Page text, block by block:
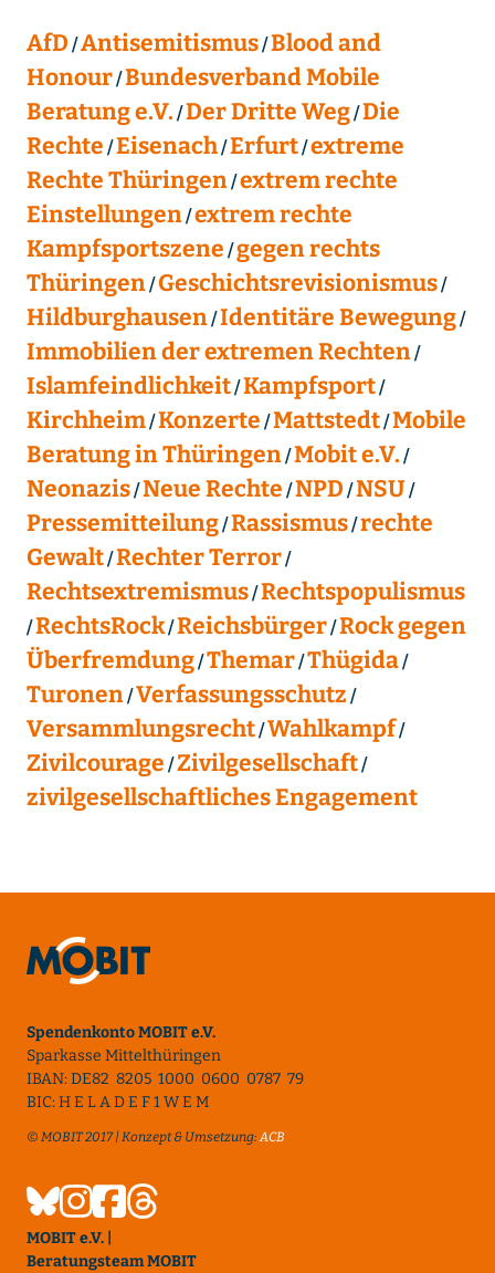
AfD Antisemitismus Blood and
Honour Bundesverband Mobile
Beratung e.V. Der Dritte Weg Die
Rechte Eisenach Erfurt extreme
Rechte Thüringen extrem rechte
Einstellungen extrem rechte
Kampfsportszene gegen rechts
Thüringen Geschichtsrevisionismus
Hildburghausen Identitäre Bewegung
Immobilien der extremen Rechten
Islamfeindlichkeit Kampfsport
Kirchheim Konzerte Mattstedt Mobile
Beratung in Thüringen Mobit e.V.
Neonazis Neue Rechte NPD NSU
Pressemitteilung Rassismus rechte
Gewalt Rechter Terror
Rechtsextremismus Rechtspopulismus
RechtsRock Reichsbürger Rock gegen
Überfremdung Themar Thügida
Turonen Verfassungsschutz
Versammlungsrecht Wahlkampf
Zivilcourage Zivilgesellschaft
zivilgesellschaftliches Engagement
Spendenkonto MOBIT e.V.
Sparkasse Mittelthüringen
IBAN: DE82 8205 1000 0600 0787 79
BIC: H E L A D E F 1 W E M
© MOBIT 2017 | Konzept & Umsetzung:ACB
MOBIT e.V. |
Beratungsteam MOBIT